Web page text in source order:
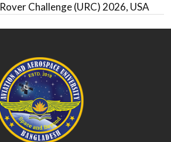
Rover Challenge (URC) 2026, USA